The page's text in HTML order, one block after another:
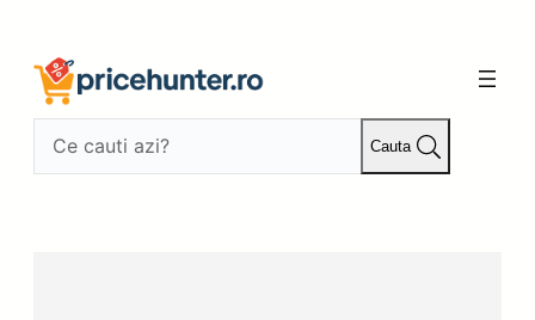
conținut
Cauta